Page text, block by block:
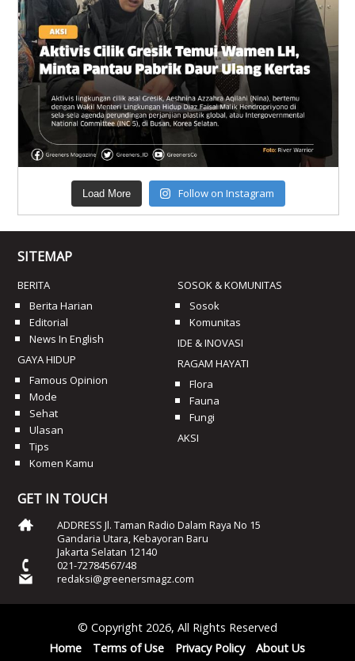
Load More Follow on Instagram
SITEMAP
BERITA
Berita Harian
Editorial
News In English
GAYA HIDUP
Famous Opinion
Mode
Sehat
Ulasan
Tips
Komen Kamu
SOSOK & KOMUNITAS
Sosok
Komunitas
IDE & INOVASI
RAGAM HAYATI
Flora
Fauna
Fungi
AKSI
GET IN TOUCH
ADDRESS Jl. Taman Radio Dalam Raya No 15
Gandaria Utara, Kebayoran Baru
Jakarta Selatan 12140
021-72784567/48
redaksi@greenersmagz.com
© Copyright 2026, All Rights Reserved
Home
Terms of Use Privacy Policy About Us